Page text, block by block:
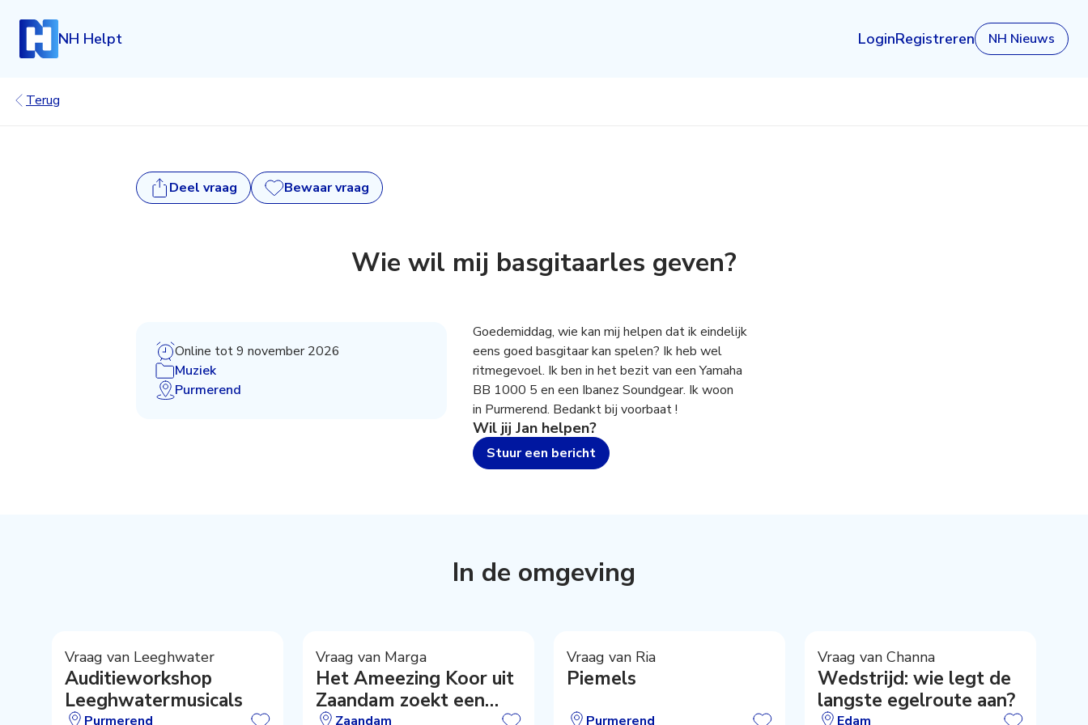
NH Helpt LoginRegistreren NH Nieuws
Terug
Deel vraag Bewaar vraag
Wie wil mij basgitaarles geven?
Online tot 9 november 2026
Muziek
Purmerend
Goedemiddag, wie kan mij helpen dat ik eindelijk
eens goed basgitaar kan spelen? Ik heb wel
ritmegevoel. Ik ben in het bezit van een Yamaha
BB 1000 5 en een Ibanez Soundgear. Ik woon
in Purmerend. Bedankt bij voorbaat !
Wil jij Jan helpen?
Stuur een bericht
In de omgeving
Vraag van Leeghwater
Auditieworkshop
Leeghwatermusicals
Purmerend
Vraag van Marga
Het Ameezing Koor uit
Zaandam zoekt een
Zaandam
Vraag van Ria
Piemels
Purmerend
Vraag van Channa
Wedstrijd: wie legt de
langste egelroute aan?
Edam
Inloggen
Registreren